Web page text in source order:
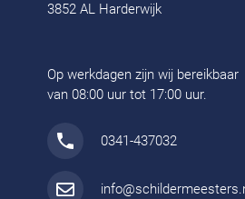
3852 AL Harderwijk
Op werkdagen zijn wij bereikbaar
van 08:00 uur tot 17:00 uur.
0341-437032